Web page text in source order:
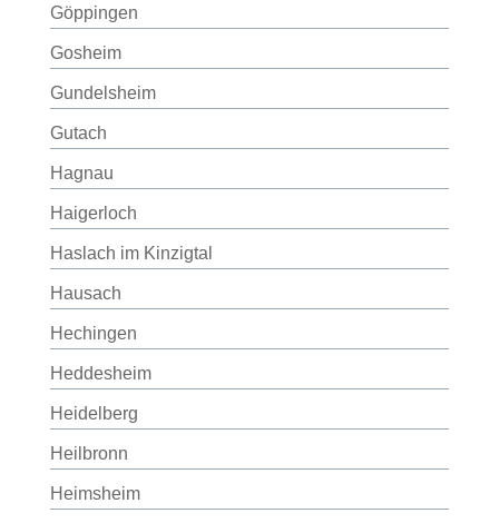
Göppingen
Gosheim
Gundelsheim
Gutach
Hagnau
Haigerloch
Haslach im Kinzigtal
Hausach
Hechingen
Heddesheim
Heidelberg
Heilbronn
Heimsheim